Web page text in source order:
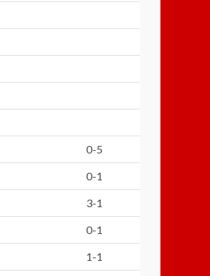
0-5
0-1
3-1
0-1
1-1